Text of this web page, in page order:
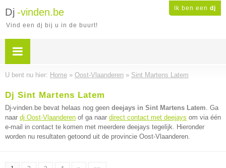
Ik ben een dj
Dj -vinden.be
Vind een dj bij u in de buurt!
U bent nu hier: Home » Oost-Vlaanderen » Sint Martens Latem
Dj Sint Martens Latem
Dj-vinden.be bevat helaas nog geen deejays in Sint Martens Latem. Ga
naar dj Oost-Vlaanderen of ga naar direct contact met deejays om via één
e-mail in contact te komen met meerdere deejays tegelijk. Hieronder
worden nu resultaten getoond uit de provincie Oost-Vlaanderen.